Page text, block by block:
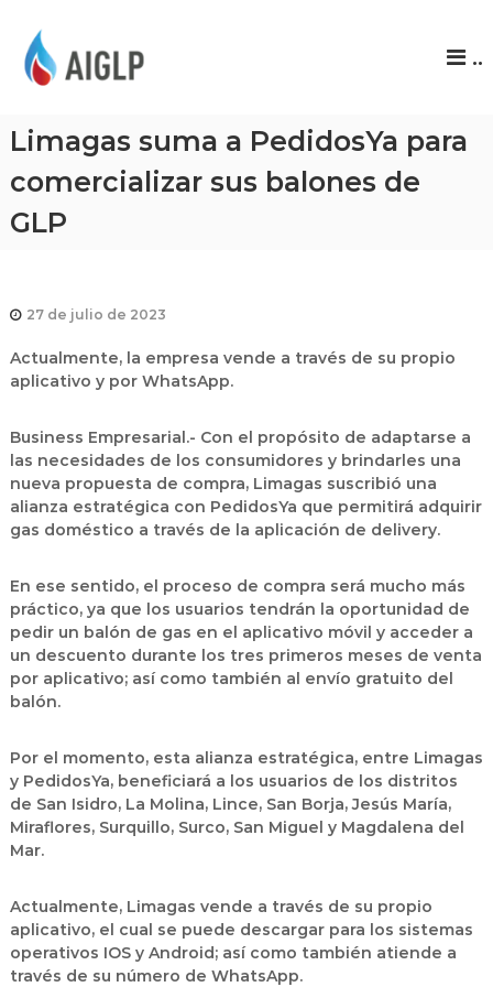
P
..
Limagas suma a PedidosYa para
comercializar sus balones de
GLP
27 de julio de 2023
Actualmente, la empresa vende a través de su propio
aplicativo y por WhatsApp.
Business Empresarial.- Con el propósito de adaptarse a
las necesidades de los consumidores y brindarles una
nueva propuesta de compra, Limagas suscribió una
alianza estratégica con PedidosYa que permitirá adquirir
gas doméstico a través de la aplicación de delivery.
En ese sentido, el proceso de compra será mucho más
práctico, ya que los usuarios tendrán la oportunidad de
pedir un balón de gas en el aplicativo móvil y acceder a
un descuento durante los tres primeros meses de venta
por aplicativo; así como también al envío gratuito del
balón.
Por el momento, esta alianza estratégica, entre Limagas
y PedidosYa, beneficiará a los usuarios de los distritos
de San Isidro, La Molina, Lince, San Borja, Jesús María,
Miraflores, Surquillo, Surco, San Miguel y Magdalena del
Mar.
Actualmente, Limagas vende a través de su propio
aplicativo, el cual se puede descargar para los sistemas
operativos IOS y Android; así como también atiende a
través de su número de WhatsApp.